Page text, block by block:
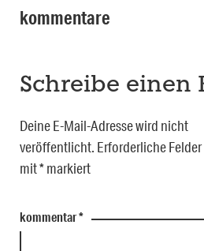
kommentare
Schreibe einen
Deine E-Mail-Adresse wird nicht
veröffentlicht. Erforderliche
mit*markiert
kommentar*